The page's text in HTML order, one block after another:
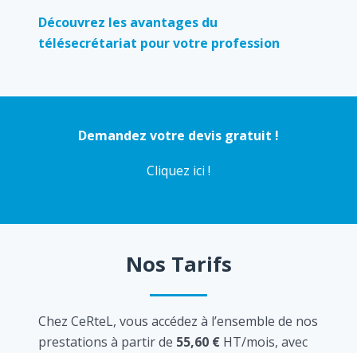
Découvrez les avantages du
télésecrétariat pour votre profession
Demandez votre devis gratuit !
Cliquez ici !
Nos Tarifs
Chez CeRteL, vous accédez à l’ensemble de nos
prestations à partir de 55,60 € HT/mois, avec